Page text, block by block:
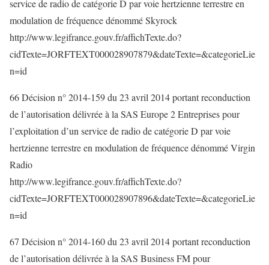
service de radio de catégorie D par voie hertzienne terrestre en
modulation de fréquence dénommé Skyrock
http://www.legifrance.gouv.fr/affichTexte.do?
cidTexte=JORFTEXT000028907879&dateTexte=&categorieLie
n=id
66 Décision n° 2014-159 du 23 avril 2014 portant reconduction
de l’autorisation délivrée à la SAS Europe 2 Entreprises pour
l’exploitation d’un service de radio de catégorie D par voie
hertzienne terrestre en modulation de fréquence dénommé Virgin
Radio
http://www.legifrance.gouv.fr/affichTexte.do?
cidTexte=JORFTEXT000028907896&dateTexte=&categorieLie
n=id
67 Décision n° 2014-160 du 23 avril 2014 portant reconduction
de l’autorisation délivrée à la SAS Business FM pour